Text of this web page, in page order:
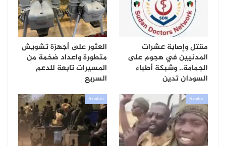
مقتل وإصابة عشرات
المدنيين في هجوم على
الجمامة.. وشبكة أطباء
السودان تدين
العثور على أجهزة تشويش
متطورة واعداد ضخمة من
المسيرات تابعة للدعم
السريع
سياسية سياسية